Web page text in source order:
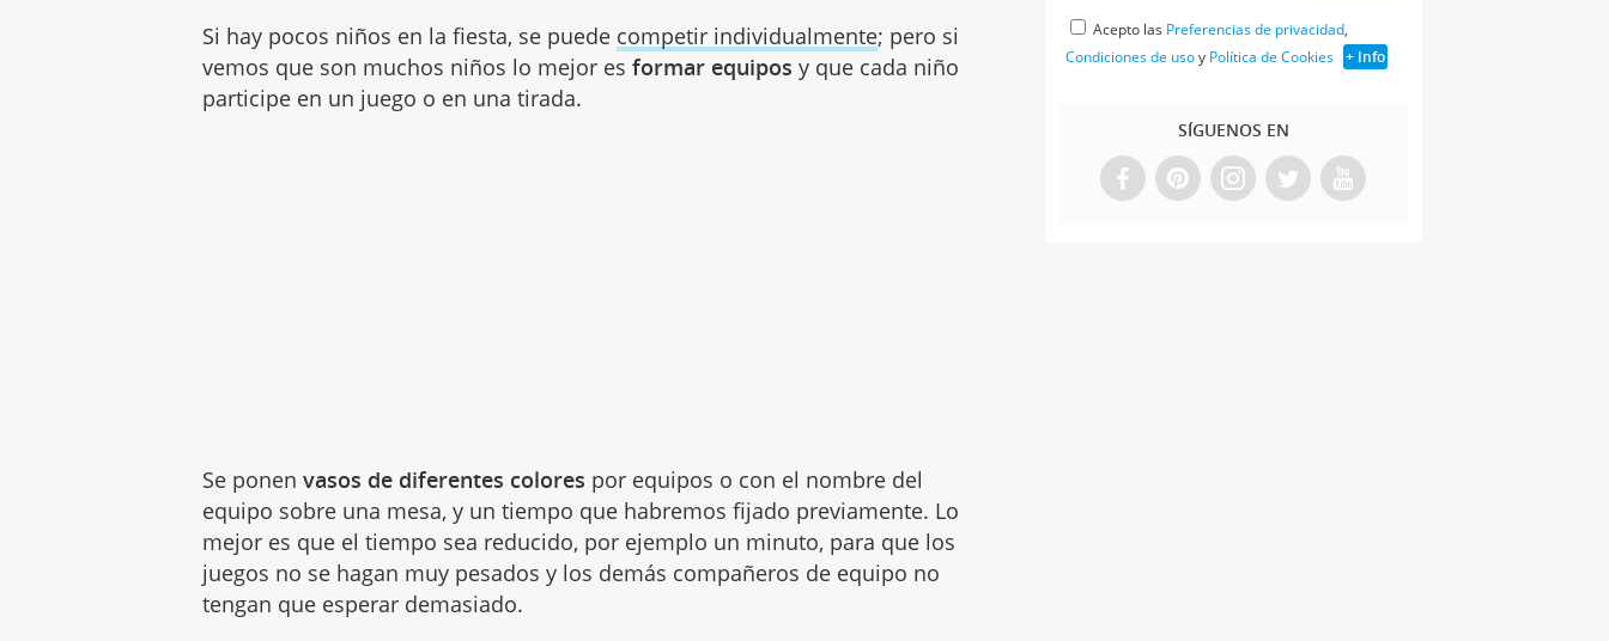
Si hay pocos niños en la fiesta, se puede competir individualmente; pero si
vemos que son muchos niños lo mejor esformar equipos y que cada niño
participe en un juego o en una tirada.
Se ponenvasos de diferentes colores por equipos o con el nombre del
equipo sobre una mesa, y un tiempo que habremos fijado previamente. Lo
mejor es que el tiempo sea reducido, por ejemplo un minuto, para que los
juegos no se hagan muy pesados y los demás compañeros de equipo no
tengan que esperar demasiado.
Acepto las Preferencias de privacidad,
Condiciones de usoy Política de Cookies + Info
SÍGUENOS EN